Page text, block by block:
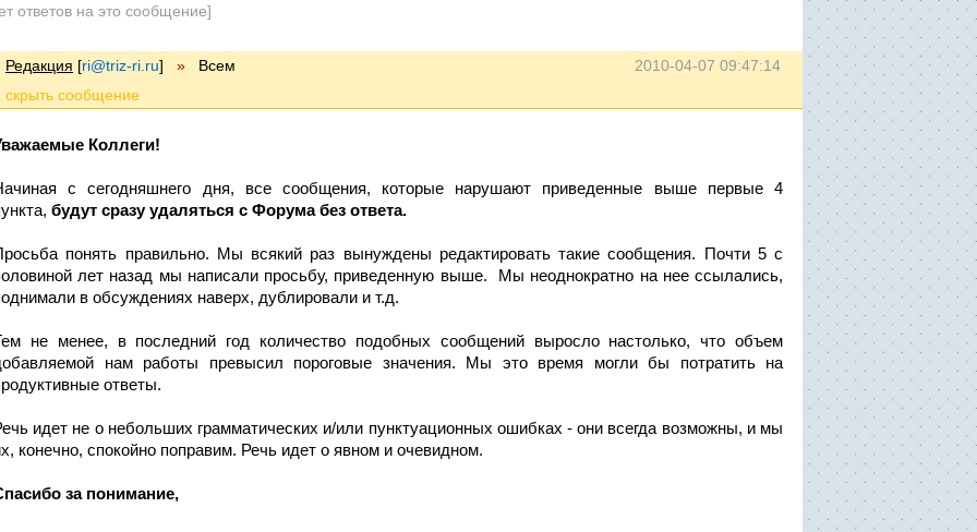
ответов на это сообщение]
2010-04-07 09:47:14
Редакция [ri@triz-ri.ru] » Всем
Коллеги!
с сегодняшнего дня, все сообщения, которые нарушают приведенные выше первые 4
будут сразу удаляться с Форума без ответа.
понять правильно. Мы всякий раз вынуждены редактировать такие сообщения. Почти 5 с
лет назад мы написали просьбу, приведенную выше. Мы неоднократно на нее ссылались,
в обсуждениях наверх, дублировали и т.д.
не менее, в последний год количество подобных сообщений выросло настолько, что объем
нам работы превысил пороговые значения. Мы это время могли бы потратить на
ответы.
идет не о небольших грамматических и/или пунктуационных ошибках - они всегда возможны, и мы
конечно, спокойно поправим. Речь идет о явном и очевидном.
за понимание,